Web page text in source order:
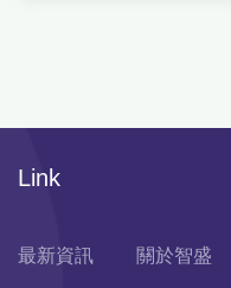
Link
最新資訊 關於智盛